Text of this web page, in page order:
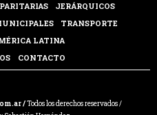
PARITARIAS
JERÁRQUICOS
TRANSPORTE
LATINA
CONTACTO
/Todos los derechos reservados /